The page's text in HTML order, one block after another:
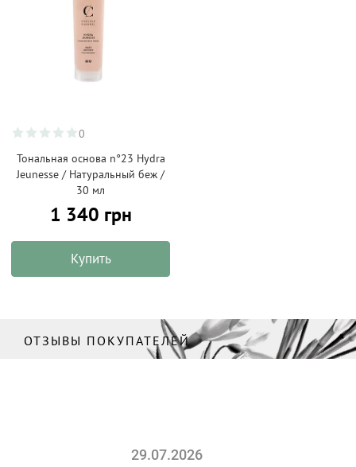
0
Тональная основа n°23 Hydra
Jeunesse / Натуральный беж /
30 мл
1 340 грн
Купить
ОТЗЫВЫ ПОКУПАТЕЛЕЙ
29.07.2026